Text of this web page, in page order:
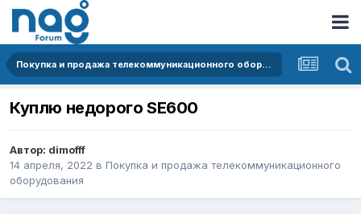
Покупка и продажа телекоммуникационного оборудования
Куплю недорого SE600
Автор: dimofff
14 апреля, 2022 в Покупка и продажа телекоммуникационного
оборудования